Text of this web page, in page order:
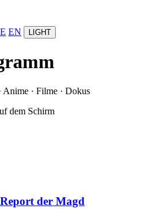
EN LIGHT
Anime · Filme · Dokus
dem Schirm
der Magd